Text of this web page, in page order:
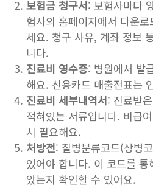
보험금 청구서: 보험사마다
험사의 홈페이지에서 다운
세요. 청구 사유, 계좌 정보
니다.
진료비 영수증: 병원에서 발
해요. 신용카드 매출전표는
진료비 세부내역서: 진료받
적혀있는 서류입니다. 비급
시 필요해요.
처방전: 질병분류코드(상병
있어야 합니다. 이 코드를
았는지 확인할 수 있어요.